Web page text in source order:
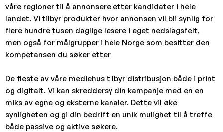
våre regioner til å annonsere etter kandidater i hele
landet. Vi tilbyr produkter hvor annonsen vil bli synlig for
flere hundre tusen daglige lesere i eget nedslagsfelt,
men også for målgrupper i hele Norge som besitter den
kompetansen du søker etter.
De fleste av våre mediehus tilbyr distribusjon både i print
og digitalt. Vi kan skreddersy din kampanje med en en
miks av egne og eksterne kanaler. Dette vil øke
synligheten og gi din bedrift en unik mulighet til å treffe
både passive og aktive søkere.